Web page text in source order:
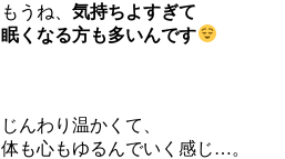
もうね、気持ちよすぎて
眠くなる方も多いんです
じんわり温かくて、
体も心もゆるんでいく感じ…。